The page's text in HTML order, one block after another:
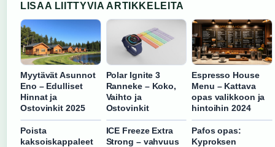
LISAA LIITTYVIA ARTIKKELEITA
Myytävät Asunnot
Eno – Edulliset
Hinnat ja
Ostovinkit 2025
Polar Ignite 3
Ranneke – Koko,
Vaihto ja
Ostovinkit
Espresso House
Menu – Kattava
opas valikkoon ja
hintoihin 2024
Poista
kaksoiskappaleet
ICE Freeze Extra
Strong – vahvuus
Pafos opas:
Kyproksen